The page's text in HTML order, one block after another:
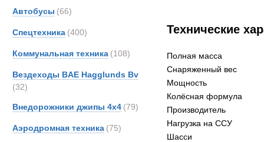
Автобусы (66)
Спецтехника (400)
Коммунальная техника (108)
Вездеходы BAE Hagglunds Bv
(32)
Внедорожники джипы 4х4 (79)
Аэродромная техника (75)
Технические
Полная масса
Снаряженный вес
Мощность
Колёсная формула
Производитель
Нагрузка на ССУ
Шасси